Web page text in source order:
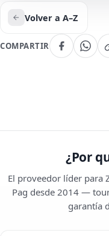
Volver a A–Z
COMPARTIR
¿Por
El proveedor líder para
Pag desde 2014 —
garantía